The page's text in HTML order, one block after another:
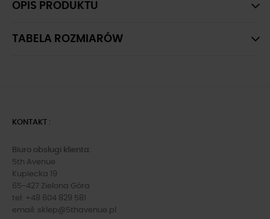
OPIS PRODUKTU
TABELA ROZMIARÓW
KONTAKT :
Biuro obsługi klienta:
5th Avenue
Kupiecka 19
65-427 Zielona Góra
tel: +48 604 829 581
email: sklep@5thavenue.pl